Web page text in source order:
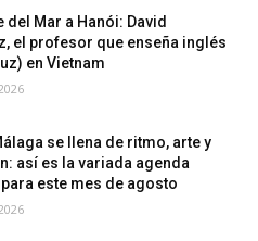
del Mar a Hanói: David
el profesor que enseña inglés
en Vietnam
se llena de ritmo, arte y
así es la variada agenda
este mes de agosto